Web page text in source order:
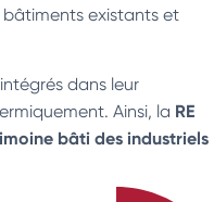
existants et
dans leur
Ainsi, la RE
bâti des industriels